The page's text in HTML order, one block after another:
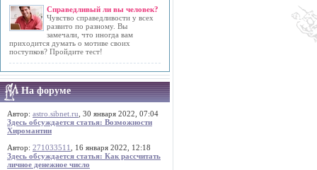
Справедливый ли вы человек?
Чувство справедливости у всех
развито по разному. Вы
замечали, что иногда вам
приходится думать о мотиве своих
поступков? Пройдите тест!
На форуме
Автор: astro.sibnet.ru , 30 января 2022, 07:04
Здесь обсуждается статья: Возможности
Хиромантии
Автор: 271033511
, 16 января 2022, 12:18
Здесь обсуждается статья: Как рассчитать
личное денежное число